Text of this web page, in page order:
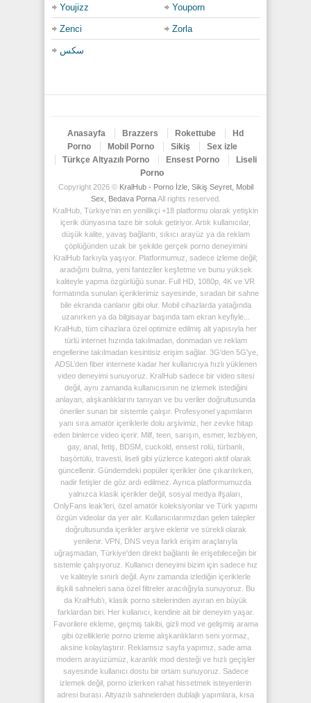
Youjizz Youporn
Zenci Zorla
سكس
Anasayfa Brazzers Rokettube
Hd
Porno
Mobil Porno Sikiş
Sex izle
Türkçe Altyazılı Porno
Ensest Porno
Liseli
Porno
Copyright 2026 © KralHub - Porno İzle, Sikiş Seyret, Mobil
Sex, Bedava PornaAll rights reserved.
KralHub, Türkiye’nin en yenilikçi +18 platformu olarak yetişkin
içerik dünyasına taze bir soluk getiriyor. Artık kullanıcılar,
düşük kalite, yavaş bağlantı, sıkıcı arayüz ya da reklam
çöplüğünden uzak bir şekilde gerçek porno deneyimini
KralHub farkıyla yaşıyor. Platformumuz, sadece izleme değil;
aradığını bulma, yeni fanteziler keşfetme ve bunu yüksek
kaliteyle yapma özgürlüğü sunar. Full HD, 1080p, 4K ve VR
formatında sunulan içeriklerimiz sayesinde, sıradan bir sahne
bile ekranda canlanır gibi olur. Mobil cihazlarda yatağında
uzanırken ya da bilgisayar başında tam ekran keyfiyle...
KralHub, tüm cihazlara özel optimize edilmiş alt yapısıyla her
türlü internet hızında takılmadan, donmadan ve reklam
engellerine takılmadan kesintisiz erişim sağlar. 3G'den 5G'ye,
ADSL’den fiber internete kadar her kullanıcıya hızlı yüklenen
video deneyimi sunuyoruz. KralHub sadece bir video sitesi
değil, aynı zamanda kullanıcısının ne izlemek istediğini
anlayan, alışkanlıklarını tanıyan ve bu veriler doğrultusunda
öneriler sunan bir sistemle çalışır. Profesyonel yapımların
yanı sıra amatör içeriklerle dolu arşivimiz, her zevke hitap
eden binlerce video içerir. Milf, teen, sarışın, esmer, lezbiyen,
gay, anal, fetiş, BDSM, cuckold, ensest rolü, türbanlı,
başörtülü, travesti, liseli gibi yüzlerce kategori aktif olarak
güncellenir. Gündemdeki popüler içerikler öne çıkarılırken,
nadir fetişler de göz ardı edilmez. Ayrıca platformumuzda
yalnızca klasik içerikler değil, sosyal medya ifşaları,
OnlyFans leak’leri, özel amatör koleksiyonlar ve Türk yapımı
özgün videolar da yer alır. Kullanıcılarımızdan gelen talepler
doğrultusunda içerikler arşive eklenir ve sürekli olarak
yenilenir. VPN, DNS veya farklı erişim araçlarıyla
uğraşmadan, Türkiye'den direkt bağlantı ile erişebileceğin bir
sistemle çalışıyoruz. Kullanıcı deneyimi bizim için sadece hız
ve kaliteyle sınırlı değil. Aynı zamanda izlediğin içeriklerle
ilişkili sahneleri sana özel filtreler aracılığıyla sunuyoruz. Bu
da KralHub’ı, klasik porno sitelerinden ayıran en büyük
farklardan biri. Her kullanıcı, kendine ait bir deneyim yaşar.
Favorilere ekleme, geçmiş takibi, gizli mod ve gelişmiş arama
gibi özelliklerle porno izleme alışkanlıkların seni yormaz,
aksine kolaylaştırır. Reklamsız sayfa yapımız, sade ama
modern arayüzümüz, karanlık mod desteği ve hızlı geçişler
sayesinde kullanıcı dostu bir ortam sunuyoruz. Sadece
izlemek değil, porno izlerken rahat hissetmek isteyenlerin
adresi burası. Altyazılı sahnelerden dublajlı yapımlara, kısa